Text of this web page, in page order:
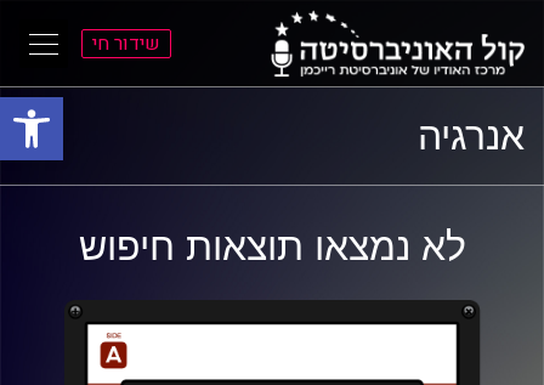
פתח
התפריט
הראשי
התוכן
הראשי
שידור חי
אנרגיה
לא נמצאו תוצאות חיפוש